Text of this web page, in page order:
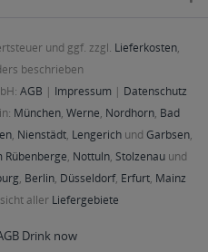
und ggf. zzgl. Lieferkosten,
beschrieben
AGB | Impressum | Datenschutz
München, Werne, Nordhorn, Bad
, Nienstädt, Lengerichund Garbsen,
Rübenberge, Nottuln, Stolzenau und
, Berlin, Düsseldorf, Erfurt, Mainz
aller Liefergebiete
Drink now